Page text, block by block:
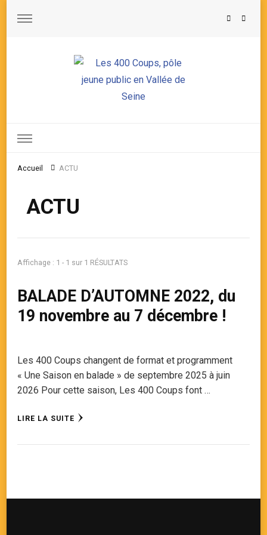
Accueil ACTU
ACTU
Affichage : 1 - 1 sur 1 RÉSULTATS
BALADE D’AUTOMNE 2022, du
19 novembre au 7 décembre !
Les 400 Coups changent de format et programment
« Une Saison en balade » de septembre 2025 à juin
2026 Pour cette saison, Les 400 Coups font …
LIRE LA SUITE